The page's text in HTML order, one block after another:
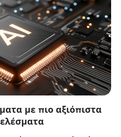
με πιο αξιόπιστα